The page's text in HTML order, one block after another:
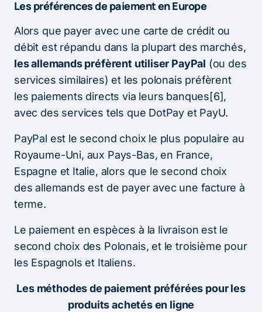
Les préférences de paiement en Europe
Alors que payer avec une carte de crédit ou
débit est répandu dans la plupart des marchés,
les allemands préfèrent utiliser PayPal (ou des
services similaires) et les polonais préfèrent
les paiements directs via leurs banques[6],
avec des services tels que DotPay et PayU.
PayPal est le second choix le plus populaire au
Royaume-Uni, aux Pays-Bas, en France,
Espagne et Italie, alors que le second choix
des allemands est de payer avec une facture à
terme.
Le paiement en espèces à la livraison est le
second choix des Polonais, et le troisième pour
les Espagnols et Italiens.
Les méthodes de paiement préférées pour les
produits achetés en ligne